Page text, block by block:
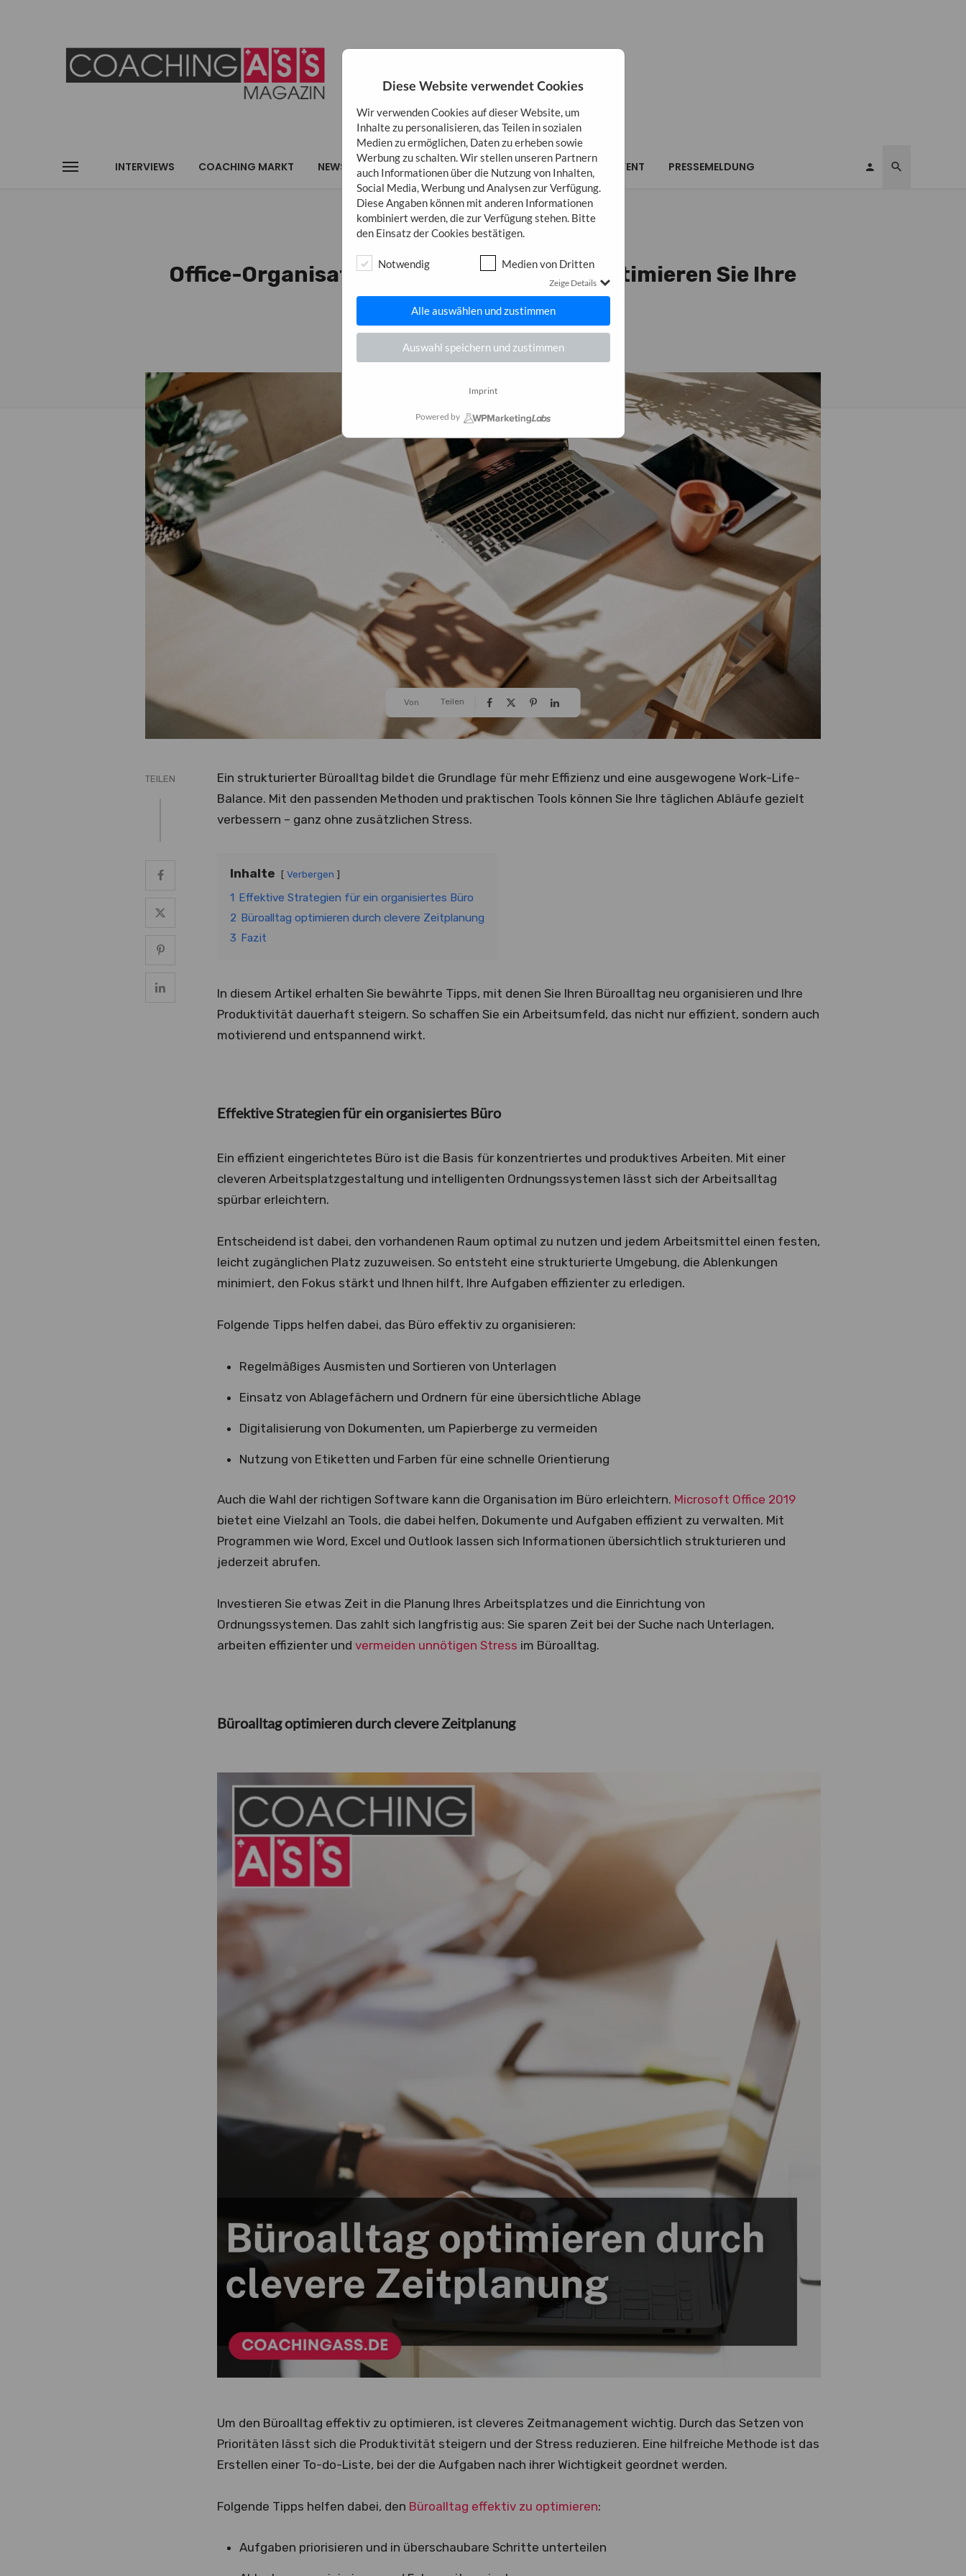
INTERVIEWS COACHING MARKT NEWS MARKETING BUSINESS INSPIRATION EVENT PRESSEMELDUNG
BUSINESS
Office-Organisation leicht gemacht: So optimieren Sie Ihre
täglichen Abläufe
Von Teilen
TEILEN
Ein strukturierter Büroalltag bildet die Grundlage für mehr Effizienz und eine ausgewogene Work-Life-
Balance. Mit den passenden Methoden und praktischen Tools können Sie Ihre täglichen Abläufe gezielt
verbessern – ganz ohne zusätzlichen Stress.
Inhalte Verbergen
1 Effektive Strategien für ein organisiertes Büro
2 Büroalltag optimieren durch clevere Zeitplanung
3 Fazit
In diesem Artikel erhalten Sie bewährte Tipps, mit denen Sie Ihren Büroalltag neu organisieren und Ihre
Produktivität dauerhaft steigern. So schaffen Sie ein Arbeitsumfeld, das nicht nur effizient, sondern auch
motivierend und entspannend wirkt.
Effektive Strategien für ein organisiertes Büro
Ein effizient eingerichtetes Büro ist die Basis für konzentriertes und produktives Arbeiten. Mit einer
cleveren Arbeitsplatzgestaltung und intelligenten Ordnungssystemen lässt sich der Arbeitsalltag
spürbar erleichtern.
Entscheidend ist dabei, den vorhandenen Raum optimal zu nutzen und jedem Arbeitsmittel einen festen,
leicht zugänglichen Platz zuzuweisen. So entsteht eine strukturierte Umgebung, die Ablenkungen
minimiert, den Fokus stärkt und Ihnen hilft, Ihre Aufgaben effizienter zu erledigen.
Folgende Tipps helfen dabei, das Büro effektiv zu organisieren:
Regelmäßiges Ausmisten und Sortieren von Unterlagen
Einsatz von Ablagefächern und Ordnern für eine übersichtliche Ablage
Digitalisierung von Dokumenten, um Papierberge zu vermeiden
Nutzung von Etiketten und Farben für eine schnelle Orientierung
Auch die Wahl der richtigen Software kann die Organisation im Büro erleichtern. Microsoft Office 2019
bietet eine Vielzahl an Tools, die dabei helfen, Dokumente und Aufgaben effizient zu verwalten. Mit
Programmen wie Word, Excel und Outlook lassen sich Informationen übersichtlich strukturieren und
jederzeit abrufen.
Investieren Sie etwas Zeit in die Planung Ihres Arbeitsplatzes und die Einrichtung von
Ordnungssystemen. Das zahlt sich langfristig aus: Sie sparen Zeit bei der Suche nach Unterlagen,
arbeiten effizienter und vermeiden unnötigen Stress im Büroalltag.
Büroalltag optimieren durch clevere Zeitplanung
Um den Büroalltag effektiv zu optimieren, ist cleveres Zeitmanagement wichtig. Durch das Setzen von
Prioritäten lässt sich die Produktivität steigern und der Stress reduzieren. Eine hilfreiche Methode ist das
Erstellen einer To-do-Liste, bei der die Aufgaben nach ihrer Wichtigkeit geordnet werden.
Folgende Tipps helfen dabei, den Büroalltag effektiv zu optimieren:
Aufgaben priorisieren und in überschaubare Schritte unterteilen
Diese Website verwendet Cookies
Wir verwenden Cookies auf dieser Website, um
Inhalte zu personalisieren, das Teilen in sozialen
Medien zu ermöglichen, Daten zu erheben sowie
Werbung zu schalten. Wir stellen unseren Partnern
auch Informationen über die Nutzung von Inhalten,
Social Media, Werbung und Analysen zur Verfügung.
Diese Angaben können mit anderen Informationen
kombiniert werden, die zur Verfügung stehen. Bitte
den Einsatz der Cookies bestätigen.
Notwendig Medien von Dritten
Zeige Details
Alle auswählen und zustimmen
Auswahl speichern und zustimmen
Imprint
Powered by